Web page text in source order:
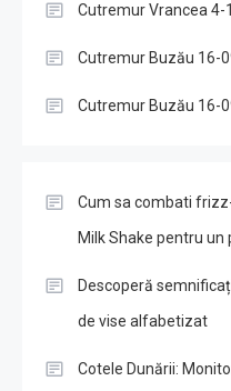
Cutremur Vrancea 4-
Cutremur Buzău 16-
Cutremur Buzău 16-
Cum sa combati
Milk Shake pentru
Descoperă
de vise alfabetizat
Cotele Dunării: